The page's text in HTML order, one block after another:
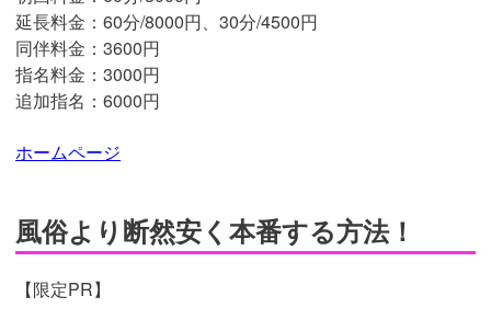
延長料金：60分/8000円、30分/4500円
同伴料金：3600円
指名料金：3000円
追加指名：6000円
ホームページ
風俗より断然安く本番する方法！
【限定PR】